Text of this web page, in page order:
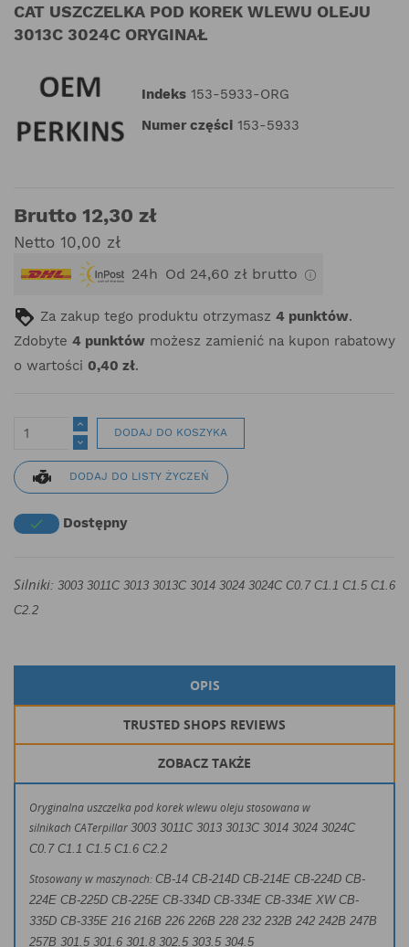
CAT USZCZELKA POD KOREK WLEWU OLEJU
3013C 3024C ORYGINAŁ
Indeks 153-5933-ORG
Numer części 153-5933
Brutto 12,30 zł
Netto 10,00 zł
24h Od 24,60 zł brutto
Za zakup tego produktu otrzymasz 4 punktów.
Zdobyte 4 punktów możesz zamienić na kupon rabatowy
o wartości 0,40 zł.
DODAJ DO KOSZYKA
DODAJ DO LISTY ŻYCZEŃ
 Dostępny
Silniki: 3003 3011C 3013 3013C 3014 3024 3024C C0.7 C1.1 C1.5 C1.6
C2.2
OPIS
TRUSTED SHOPS REVIEWS
ZOBACZ TAKŻE
Oryginalna uszczelka pod korek wlewu oleju stosowana w
silnikach CATerpillar 3003 3011C 3013 3013C 3014 3024 3024C
C0.7 C1.1 C1.5 C1.6 C2.2
Stosowany w maszynach: CB-14 CB-214D CB-214E CB-224D CB-
224E CB-225D CB-225E CB-334D CB-334E CB-334E XW CB-
335D CB-335E 216 216B 226 226B 228 232 232B 242 242B 247B
257B 301.5 301.6 301.8 302.5 303.5 304.5